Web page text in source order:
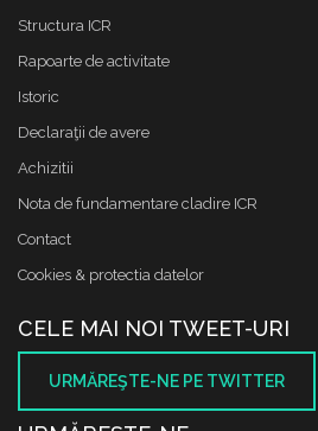
Structura ICR
Rapoarte de activitate
Istoric
Declaraţii de avere
Achizitii
Nota de fundamentare cladire ICR
Contact
Cookies & protectia datelor
CELE MAI NOI TWEET-URI
URMĂREŞTE-NE PE TWITTER